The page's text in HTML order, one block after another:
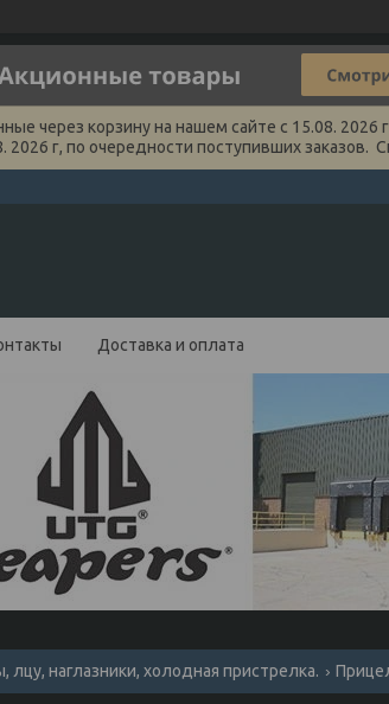
через корзину на нашем сайте с 15.08. 2026
2026 г, по очередности поступивших заказов.
Доставка и оплата
наглазники, холодная пристрелка.